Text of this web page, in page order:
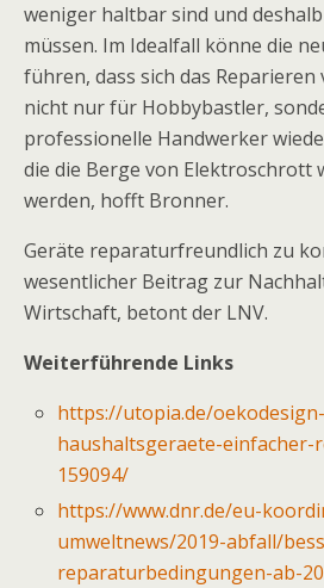
weniger haltbar sind und
müssen. Im Idealfall könne die
führen, dass sich das
nicht nur für Hobbybastler,
professionelle Handwerker
die die Berge von Elektroschrott
werden, hofft Bronner.
Geräte reparaturfreundlich zu
wesentlicher Beitrag zur
Wirtschaft, betont der LNV.
Weiterführende Links
https://utopia.de/
haushaltsgeraete-einfacher-
159094/
https://www.dnr.de/eu-
umweltnews/2019-abfall/
reparaturbedingungen-ab-